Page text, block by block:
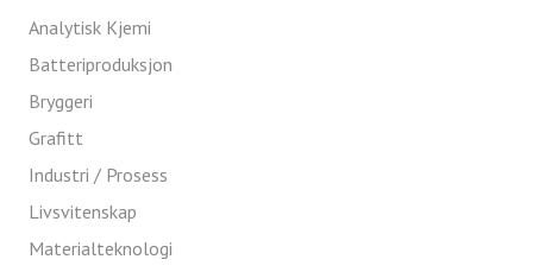
Analytisk Kjemi
Batteriproduksjon
Bryggeri
Grafitt
Industri / Prosess
Livsvitenskap
Materialteknologi